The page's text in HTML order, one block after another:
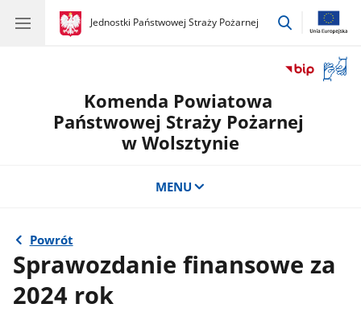
gov.pl
Jednostki Państwowej Straży Pożarnej
gov.pl
Jednostki
przejdź
okno
Komenda Powiatowa
Państwowej Straży Pożarnej
w Wolsztynie
MENU
Powrót
Sprawozdanie finansowe za
2024 rok